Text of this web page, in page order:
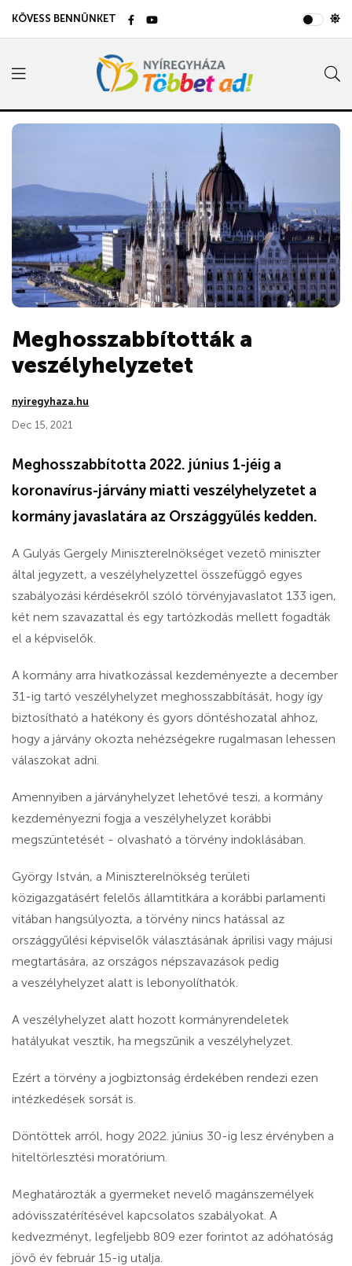
KÖVESS BENNÜNKET
Meghosszabbították a
veszélyhelyzetet
nyiregyhaza.hu
Dec 15, 2021
Meghosszabbította 2022. június 1-jéig a
koronavírus-járvány miatti veszélyhelyzetet a
kormány javaslatára az Országgyűlés kedden.
A Gulyás Gergely Miniszterelnökséget vezető miniszter
által jegyzett, a veszélyhelyzettel összefüggő egyes
szabályozási kérdésekről szóló törvényjavaslatot 133 igen,
két nem szavazattal és egy tartózkodás mellett fogadták
el a képviselők.
A kormány arra hivatkozással kezdeményezte a december
31-ig tartó veszélyhelyzet meghosszabbítását, hogy így
biztosítható a hatékony és gyors döntéshozatal ahhoz,
hogy a járvány okozta nehézségekre rugalmasan lehessen
válaszokat adni.
Amennyiben a járványhelyzet lehetővé teszi, a kormány
kezdeményezni fogja a veszélyhelyzet korábbi
megszüntetését - olvasható a törvény indoklásában.
György István, a Miniszterelnökség területi
közigazgatásért felelős államtitkára a korábbi parlamenti
vitában hangsúlyozta, a törvény nincs hatással az
országgyűlési képviselők választásának áprilisi vagy májusi
megtartására, az országos népszavazások pedig
a veszélyhelyzet alatt is lebonyolíthatók.
A veszélyhelyzet alatt hozott kormányrendeletek
hatályukat vesztik, ha megszűnik a veszélyhelyzet.
Ezért a törvény a jogbiztonság érdekében rendezi ezen
intézkedések sorsát is.
Döntöttek arról, hogy 2022. június 30-ig lesz érvényben a
hiteltörlesztési moratórium.
Meghatározták a gyermeket nevelő magánszemélyek
adóvisszatérítésével kapcsolatos szabályokat. A
kedvezményt, legfeljebb 809 ezer forintot az adóhatóság
jövő év február 15-ig utalja.